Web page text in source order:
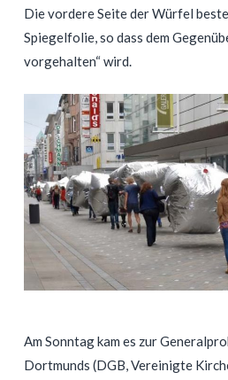
Die vordere Seite der Würfel
Spiegelfolie, so dass dem
vorgehalten“ wird.
Am Sonntag kam es zur
Dortmunds (DGB, Vereinigte